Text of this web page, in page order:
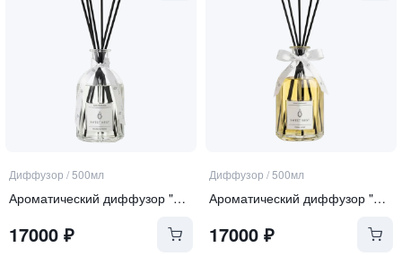
Диффузор /500мл
Ароматический диффузор "Sea Salt and Orchid"
17000 ₽
Диффузор /500мл
Ароматический диффузор "Tonka and Oud"
17000₽